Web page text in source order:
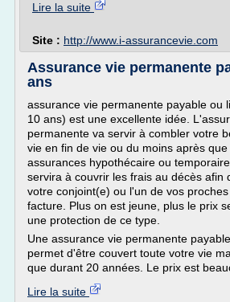
Lire la suite
Site : http://www.i-assurancevie.com
Assurance vie permanente
ans
assurance vie permanente payable ou
10 ans) est une excellente idée.
permanente va servir à combler votre
vie en fin de vie ou du moins après
assurances hypothécaire ou
servira à couvrir les frais au décès afin
votre conjoint(e) ou l'un de vos
facture. Plus on est jeune, plus le prix
une protection de ce type.
Une assurance vie permanente
permet d'être couvert toute votre vie
que durant 20 années. Le prix est
Lire la suite